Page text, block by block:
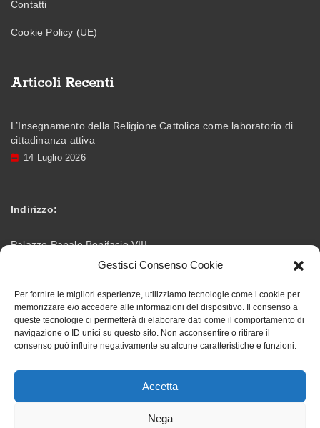
Gestisci Consenso Cookie
Per fornire le migliori esperienze, utilizziamo tecnologie come i cookie per
memorizzare e/o accedere alle informazioni del dispositivo. Il consenso a
queste tecnologie ci permetterà di elaborare dati come il comportamento di
navigazione o ID unici su questo sito. Non acconsentire o ritirare il
consenso può influire negativamente su alcune caratteristiche e funzioni.
Accetta
Nega
Contatti
Cookie Policy (UE)
Articoli Recenti
L’Insegnamento della Religione Cattolica come laboratorio di
cittadinanza attiva
14 Luglio 2026
Indirizzo:
Palazzo Papale Bonifacio VIII
Email: info@accademiabonifaciana.eu
Telefono:328 5354419